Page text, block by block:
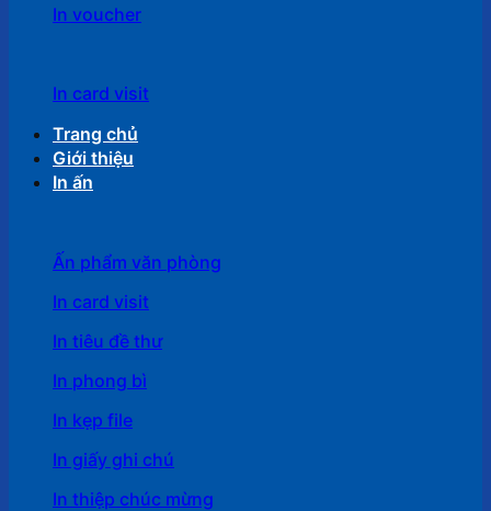
In voucher
In card visit
Trang chủ
Giới thiệu
In ấn
Ấn phẩm văn phòng
In card visit
In tiêu đề thư
In phong bì
In kẹp file
In giấy ghi chú
In thiệp chúc mừng